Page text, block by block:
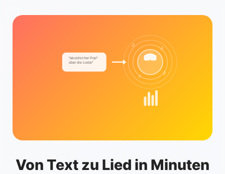
Von Text zu Lied in Minuten
"akustischer Pop"
über die Liebe"
♪ ♫
♬ ♪